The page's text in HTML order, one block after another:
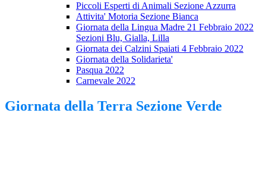
Piccoli Esperti di Animali Sezione Azzurra
Attivita' Motoria Sezione Bianca
Giornata della Lingua Madre 21 Febbraio 2022
Sezioni Blu, Gialla, Lilla
Giornata dei Calzini Spaiati 4 Febbraio 2022
Giornata della Solidarieta'
Pasqua 2022
Carnevale 2022
Giornata della Terra Sezione Verde